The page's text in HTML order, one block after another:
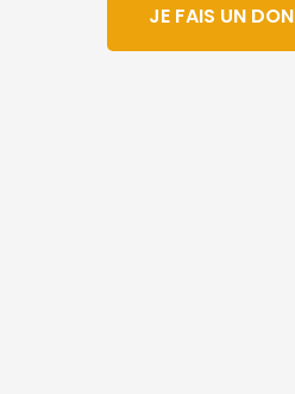
JE FAIS UN DON